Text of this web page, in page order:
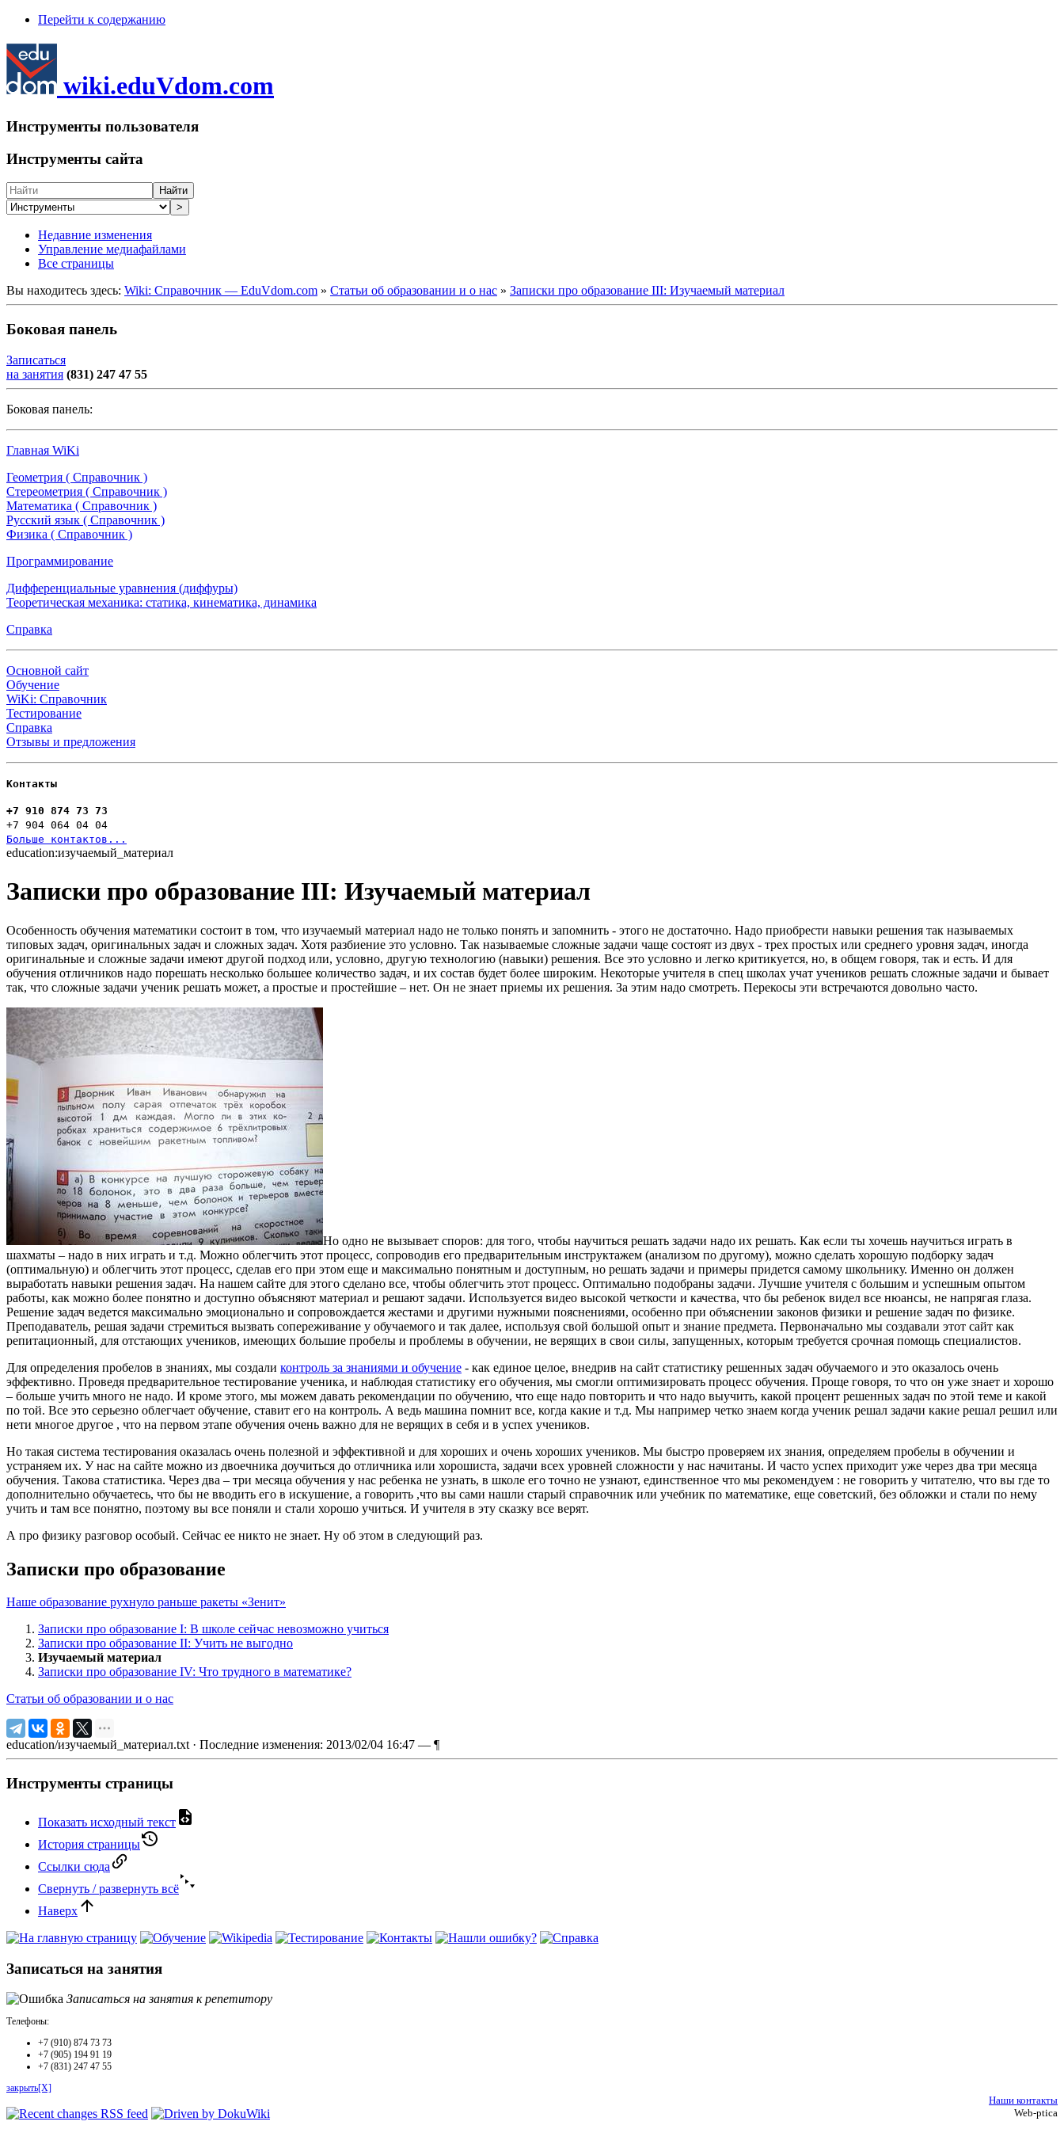
Перейти к содержанию
wiki.eduVdom.com
Инструменты пользователя
Инструменты сайта
Найти
>
Недавние изменения
Управление медиафайлами
Все страницы
Вы находитесь здесь: Wiki: Справочник — EduVdom.com » Статьи об образовании и о нас » Записки про образование III: Изучаемый материал
Боковая панель
Записаться
на занятия (831) 247 47 55
Боковая панель:
Главная WiKi
Геометрия ( Справочник )
Стереометрия ( Справочник )
Математика ( Справочник )
Русский язык ( Справочник )
Физика ( Справочник )
Программирование
Дифференциальные уравнения (диффуры)
Теоретическая механика: статика, кинематика, динамика
Справка
Основной сайт
Обучение
WiKi: Справочник
Тестирование
Справка
Отзывы и предложения
Контакты
+7 910 874 73 73
+7 904 064 04 04
Больше контактов...
education:изучаемый_материал
Записки про образование III: Изучаемый материал
Особенность обучения математики состоит в том, что изучаемый материал надо не только понять и запомнить - этого не достаточно. Надо приобрести навыки решения так называемых
типовых задач, оригинальных задач и сложных задач. Хотя разбиение это условно. Так называемые сложные задачи чаще состоят из двух - трех простых или среднего уровня задач, иногда
оригинальные и сложные задачи имеют другой подход или, условно, другую технологию (навыки) решения. Все это условно и легко критикуется, но, в общем говоря, так и есть. И для
обучения отличников надо порешать несколько большее количество задач, и их состав будет более широким. Некоторые учителя в спец школах учат учеников решать сложные задачи и бывает
так, что сложные задачи ученик решать может, а простые и простейшие – нет. Он не знает приемы их решения. За этим надо смотреть. Перекосы эти встречаются довольно часто.
Но одно не вызывает споров: для того, чтобы научиться решать задачи надо их решать. Как если ты хочешь научиться играть в
шахматы – надо в них играть и т.д. Можно облегчить этот процесс, сопроводив его предварительным инструктажем (анализом по другому), можно сделать хорошую подборку задач
(оптимальную) и облегчить этот процесс, сделав его при этом еще и максимально понятным и доступным, но решать задачи и примеры придется самому школьнику. Именно он должен
выработать навыки решения задач. На нашем сайте для этого сделано все, чтобы облегчить этот процесс. Оптимально подобраны задачи. Лучшие учителя с большим и успешным опытом
работы, как можно более понятно и доступно объясняют материал и решают задачи. Используется видео высокой четкости и качества, что бы ребенок видел все нюансы, не напрягая глаза.
Решение задач ведется максимально эмоционально и сопровождается жестами и другими нужными пояснениями, особенно при объяснении законов физики и решение задач по физике.
Преподаватель, решая задачи стремиться вызвать сопереживание у обучаемого и так далее, используя свой большой опыт и знание предмета. Первоначально мы создавали этот сайт как
репитационный, для отстающих учеников, имеющих большие пробелы и проблемы в обучении, не верящих в свои силы, запущенных, которым требуется срочная помощь специалистов.
Для определения пробелов в знаниях, мы создали контроль за знаниями и обучение - как единое целое, внедрив на сайт статистику решенных задач обучаемого и это оказалось очень
эффективно. Проведя предварительное тестирование ученика, и наблюдая статистику его обучения, мы смогли оптимизировать процесс обучения. Проще говоря, то что он уже знает и хорошо
– больше учить много не надо. И кроме этого, мы можем давать рекомендации по обучению, что еще надо повторить и что надо выучить, какой процент решенных задач по этой теме и какой
по той. Все это серьезно облегчает обучение, ставит его на контроль. А ведь машина помнит все, когда какие и т.д. Мы например четко знаем когда ученик решал задачи какие решал решил или
нети многое другое , что на первом этапе обучения очень важно для не верящих в себя и в успех учеников.
Но такая система тестирования оказалась очень полезной и эффективной и для хороших и очень хороших учеников. Мы быстро проверяем их знания, определяем пробелы в обучении и
устраняем их. У нас на сайте можно из двоечника доучиться до отличника или хорошиста, задачи всех уровней сложности у нас начитаны. И часто успех приходит уже через два три месяца
обучения. Такова статистика. Через два – три месяца обучения у нас ребенка не узнать, в школе его точно не узнают, единственное что мы рекомендуем : не говорить у читателю, что вы где то
дополнительно обучаетесь, что бы не вводить его в искушение, а говорить ,что вы сами нашли старый справочник или учебник по математике, еще советский, без обложки и стали по нему
учить и там все понятно, поэтому вы все поняли и стали хорошо учиться. И учителя в эту сказку все верят.
А про физику разговор особый. Сейчас ее никто не знает. Ну об этом в следующий раз.
Записки про образование
Наше образование рухнуло раньше ракеты «Зенит»
Записки про образование I: В школе сейчас невозможно учиться
Записки про образование II: Учить не выгодно
Изучаемый материал
Записки про образование IV: Что трудного в математике?
Статьи об образовании и о нас
education/изучаемый_материал.txt· Последние изменения: 2013/02/04 16:47 — ¶
Инструменты страницы
Показать исходный текст
История страницы
Ссылки сюда
Свернуть / развернуть всё
Наверх
Записаться на занятия
Записаться на занятия к репетитору
Телефоны:
+7 (910) 874 73 73
+7 (905) 194 91 19
+7 (831) 247 47 55
закрыть[X]
Наши контакты
Web-ptica